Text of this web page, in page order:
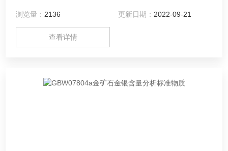
浏览量： 2136 更新日期： 2022-09-21
查看详情